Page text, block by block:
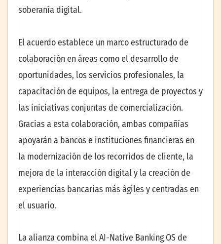
soberanía digital.
El acuerdo establece un marco estructurado de
colaboración en áreas como el desarrollo de
oportunidades, los servicios profesionales, la
capacitación de equipos, la entrega de proyectos y
las iniciativas conjuntas de comercialización.
Gracias a esta colaboración, ambas compañías
apoyarán a bancos e instituciones financieras en
la modernización de los recorridos de cliente, la
mejora de la interacción digital y la creación de
experiencias bancarias más ágiles y centradas en
el usuario.
La alianza combina el AI-Native Banking OS de